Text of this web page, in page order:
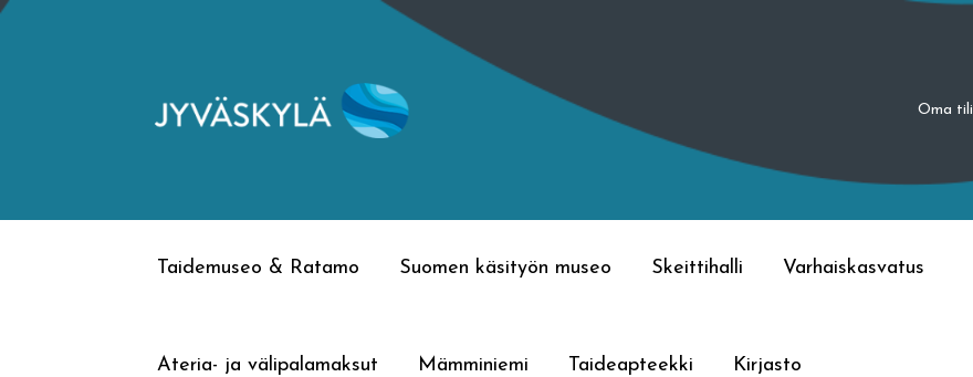
Siirry
Siirry
Oma tili
Taidemuseo & Ratamo Suomen käsityön museo Skeittihalli Varhaiskasvatus
Ateria- ja välipalamaksut Mämminiemi Taideapteekki Kirjasto